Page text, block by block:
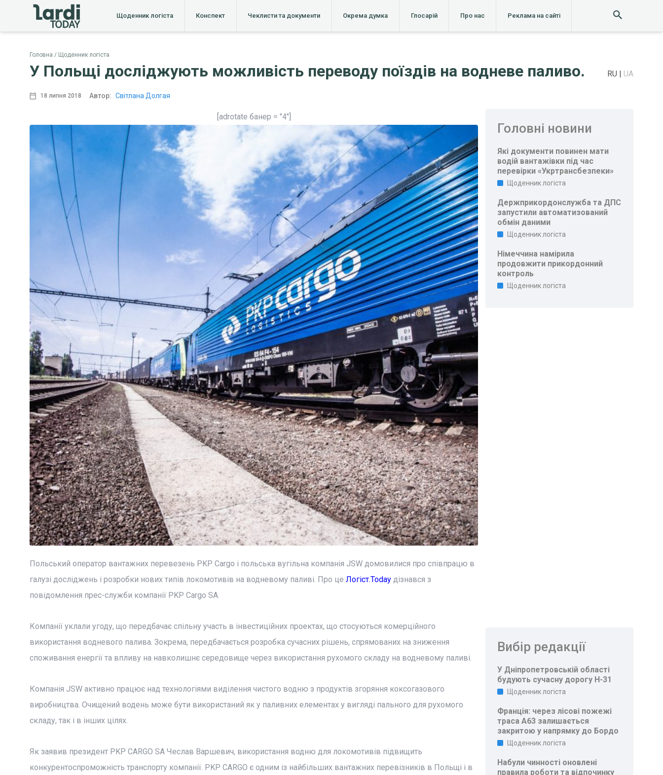
Щоденник логіста Конспект Чеклисти та документи Окрема думка Глосарій Про нас Реклама на сайті
Головна Щоденник логіста
У Польщі досліджують можливість переводу поїздів на водневе паливо. RU UA
18 липня 2018 Автор: Світлана Долгая
[adrotate банер = "4"]
Польський оператор вантажних перевезень PKP Cargo і польська вугільна компанія JSW домовилися про співпрацю в
галузі досліджень і розробки нових типів локомотивів на водневому паливі. Про це Логіст.Todayдізнався з
повідомлення прес-служби компанії PKP Cargo SA.
Компанії уклали угоду, що передбачає спільну участь в інвестиційних проектах, що стосуються комерційного
використання водневого палива. Зокрема, передбачається розробка сучасних рішень, спрямованих на зниження
споживання енергії та впливу на навколишнє середовище через використання рухомого складу на водневому паливі.
Компанія JSW активно працює над технологіями виділення чистого водню з продуктів згоряння коксогазового
виробництва. Очищений водень може бути використаний як у паливних елементах у вигляді пального для рухомого
складу, так і в інших цілях.
Як заявив президент PKP CARGO SA Чеслав Варшевич, використання водню для локомотивів підвищить
конкурентоспроможність транспорту компанії. PKP CARGO є одним із найбільших вантажних перевізників в Польщі і в
Головні новини
Які документи повинен мати
водій вантажівки під час
перевірки «Укртрансбезпеки»
Щоденник логіста
Держприкордонслужба та ДПС
запустили автоматизований
обмін даними
Щоденник логіста
Німеччина намірила
продовжити прикордонний
контроль
Щоденник логіста
Вибір редакції
У Дніпропетровській області
будують сучасну дорогу Н-31
Щоденник логіста
Франція: через лісові пожежі
траса A63 залишається
закритою у напрямку до Бордо
Щоденник логіста
Набули чинності оновлені
правила роботи та відпочинку